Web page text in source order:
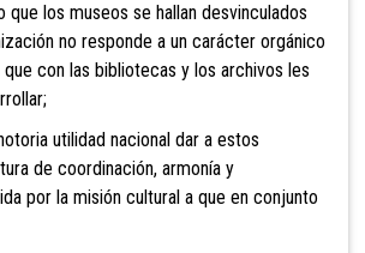
que los museos se hallan desvinculados
no responde a un carácter orgánico
con las bibliotecas y los archivos les
utilidad nacional dar a estos
de coordinación, armonía y
por la misión cultural a que en conjunto